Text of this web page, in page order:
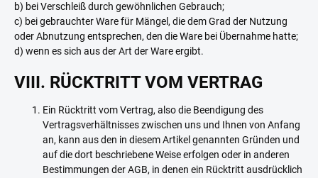
b) bei Verschleiß durch gewöhnlichen Gebrauch;
c) bei gebrauchter Ware für Mängel, die dem Grad der Nutzung
oder Abnutzung entsprechen, den die Ware bei Übernahme hatte;
d) wenn es sich aus der Art der Ware ergibt.
VIII. RÜCKTRITT VOM VERTRAG
Ein Rücktritt vom Vertrag, also die Beendigung des
Vertragsverhältnisses zwischen uns und Ihnen von Anfang
an, kann aus den in diesem Artikel genannten Gründen und
auf die dort beschriebene Weise erfolgen oder in anderen
Bestimmungen der AGB, in denen ein Rücktritt ausdrücklich